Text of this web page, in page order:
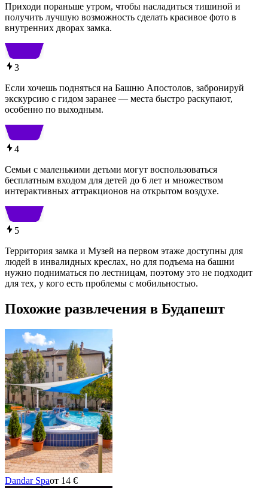
Приходи пораньше утром, чтобы насладиться тишиной и
получить лучшую возможность сделать красивое фото в
внутренних дворах замка.
3
Если хочешь подняться на Башню Апостолов, забронируй
экскурсию с гидом заранее — места быстро раскупают,
особенно по выходным.
4
Семьи с маленькими детьми могут воспользоваться
бесплатным входом для детей до 6 лет и множеством
интерактивных аттракционов на открытом воздухе.
5
Территория замка и Музей на первом этаже доступны для
людей в инвалидных креслах, но для подъема на башни
нужно подниматься по лестницам, поэтому это не подходит
для тех, у кого есть проблемы с мобильностью.
Похожие развлечения в Будапешт
Dandar Spaот 14 €